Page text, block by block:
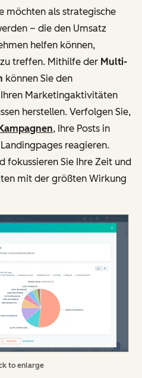
möchten als strategische
– die den Umsatz
helfen können,
treffen. Mithilfe der Multi-
können Sie den
Marketingaktivitäten
herstellen. Verfolgen Sie,
, Ihre Posts in
reagieren.
fokussieren Sie Ihre Zeit und
mit der größten Wirkung
to enlarge